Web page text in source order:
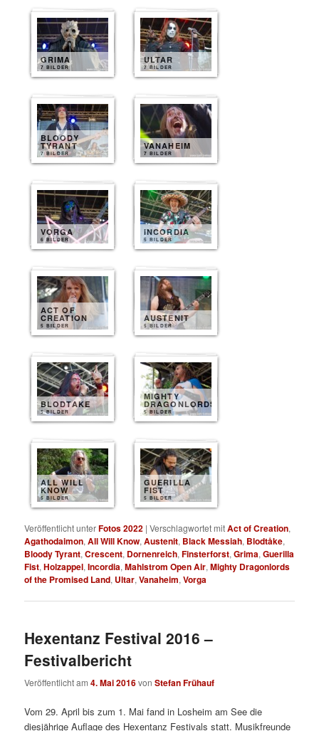
GRIMA
7 BILDER
ULTAR
7 BILDER
BLOODY
TYRANT
7 BILDER
VANAHEIM
7 BILDER
VORGA
6 BILDER
INCORDIA
5 BILDER
ACT OF
CREATION
5 BILDER
AUSTENIT
5 BILDER
BLODTAKE
5 BILDER
MIGHTY
DRAGONLORDS
5 BILDER
ALL WILL
KNOW
5 BILDER
GUERILLA
FIST
5 BILDER
Veröffentlicht unterFotos 2022 |Verschlagwortet mitAct of Creation,
Agathodaimon,All Will Know,Austenit, Black Messiah, Blodtåke,
Bloody Tyrant,Crescent, Dornenreich,Finsterforst,Grima,Guerilla
Fist,Holzappel,Incordia,Mahlstrom Open Air,Mighty Dragonlords
of the Promised Land, Ultar,Vanaheim,Vorga
Hexentanz Festival 2016 –
Festivalbericht
Veröffentlicht am4. Mai 2016vonStefan Frühauf
Vom 29. April bis zum 1. Mai fand in Losheim am See die
diesjährige Auflage des Hexentanz Festivals statt. Musikfreunde